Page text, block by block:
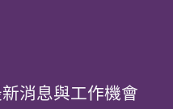
消息與工作機會